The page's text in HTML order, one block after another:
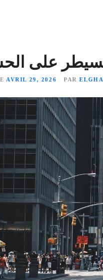
على
AVRIL 29, 2026 PAR